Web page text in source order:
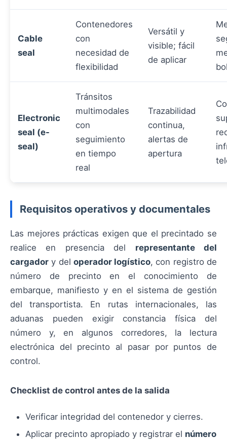
Cable
seal
Contenedores
con
necesidad de
flexibilidad
Versátil y
visible; fácil
de aplicar
Electronic
seal (e-
seal)
Tránsitos
multimodales
con
seguimiento
en tiempo
real
Trazabilidad
continua,
alertas de
apertura
Requisitos operativos y documentales
Las mejores prácticas exigen que el precintado se
realice en presencia del representante del
cargador y del operador logístico, con registro de
número de precinto en el conocimiento de
embarque, manifiesto y en el sistema de gestión
del transportista. En rutas internacionales, las
aduanas pueden exigir constancia física del
número y, en algunos corredores, la lectura
electrónica del precinto al pasar por puntos de
control.
Checklist de control antes de la salida
Verificar integridad del contenedor y cierres.
Aplicar precinto apropiado y registrar el número